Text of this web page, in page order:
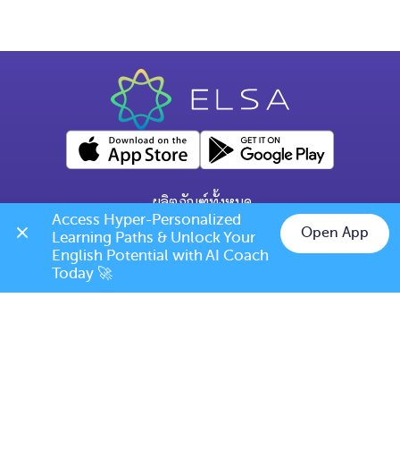
ผลิตภัณฑ์ทั้งหมด
คำถามทั่วไป
ข้อกำหนดการเปลี่ยนแปลง/ยกเลิก
เบอร์โทร: (+66) 020385810
Chat on LINE
Access Hyper-Personalized
Learning Paths & Unlock Your
English Potential with AI Coach
Today 🚀
Open App